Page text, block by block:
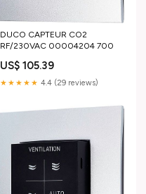
DUCO CAPTEUR CO2
RF/230VAC 00004204 700
US$ 105.39
★★★★★ 4.4 (29 reviews)